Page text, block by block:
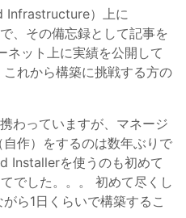
Infrastructure）上に
、その備忘録として記事を
ネット上に実績を公開して
れから構築に挑戦する方の
わっていますが、マネージ
作）をするのは数年ぶりで
Installerを使うのも初めて
でした。。。 初めて尽くし
ら1日くらいで構築するこ